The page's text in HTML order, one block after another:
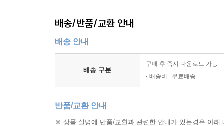
배송/반품/교환 안내
배송 안내
배송 구분
구매 후 즉시 다운로드 가능
배송비 : 무료배송
반품/교환 안내
※ 상품 설명에 반품/교환과 관련한 안내가 있는경우 아